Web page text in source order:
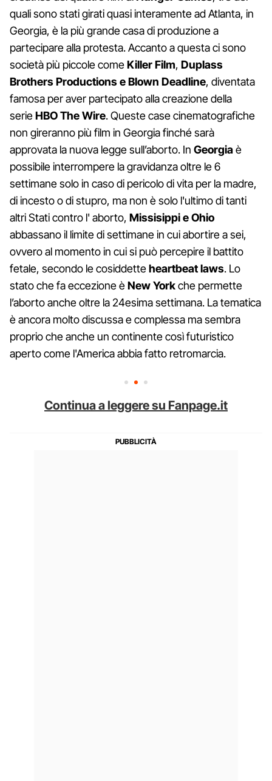
quali sono stati girati quasi interamente ad Atlanta, in
Georgia, è la più grande casa di produzione a
partecipare alla protesta. Accanto a questa ci sono
società più piccole comeKiller Film, Duplass
Brothers Productions e Blown Deadline, diventata
famosa per aver partecipato alla creazione della
serieHBO The Wire. Queste case cinematografiche
non gireranno più film in Georgia finché sarà
approvata la nuova legge sull’aborto. In Georgiaè
possibile interrompere la gravidanza oltre le 6
settimane solo in caso di pericolo di vita per la madre,
di incesto o di stupro, ma non è solo l'ultimo di tanti
altri Stati contro l' aborto, Missisippi e Ohio
abbassano il limite di settimane in cui abortire a sei,
ovvero al momento in cui si può percepire il battito
fetale, secondo le cosiddetteheartbeat laws. Lo
stato che fa eccezione èNew Yorkche permette
l’aborto anche oltre la 24esima settimana. La tematica
è ancora molto discussa e complessa ma sembra
proprio che anche un continente così futuristico
aperto come l'America abbia fatto retromarcia.
Continua a leggere su Fanpage.it